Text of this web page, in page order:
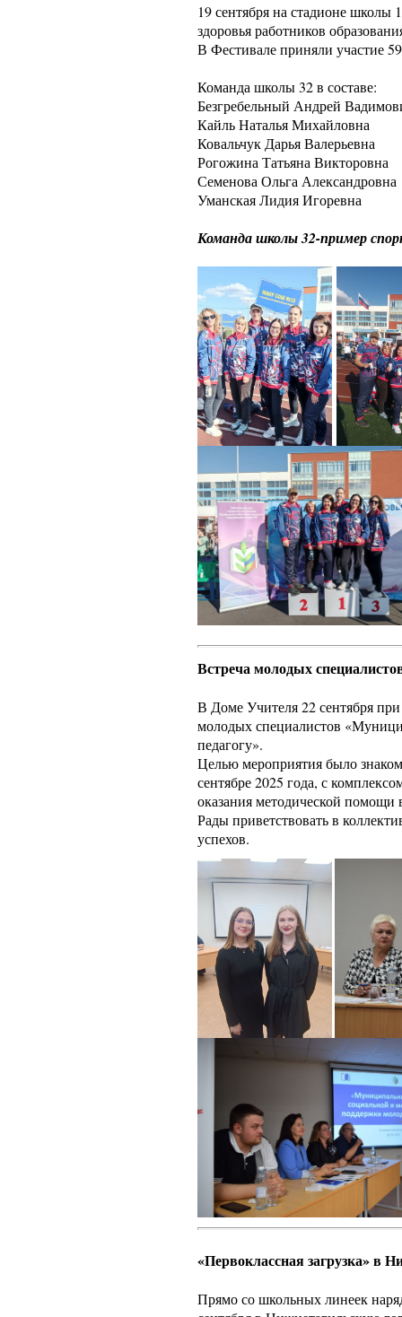
19 сентября на стадионе школы
здоровья работников
В Фестивале приняли участие
Команда школы 32 в составе:
Безгребельный Андрей
Кайль Наталья Михайловна
Ковальчук Дарья Валерьевна
Рогожина Татьяна Викторовна
Семенова Ольга Александровна
Уманская Лидия Игоревна
Команда школы 32-пример
Встреча молодых
В Доме Учителя 22 сентября
молодых специалистов
педагогу».
Целью мероприятия было
сентябре 2025 года, с
оказания методической
Рады приветствовать в
успехов.
«Первоклассная загрузка» в
Прямо со школьных линеек